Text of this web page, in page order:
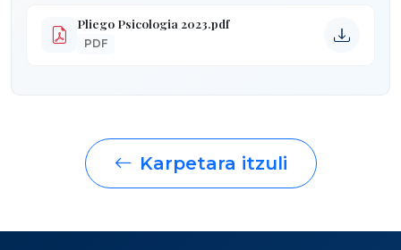
Pliego Psicologia 2023.pdf
PDF
Karpetara itzuli